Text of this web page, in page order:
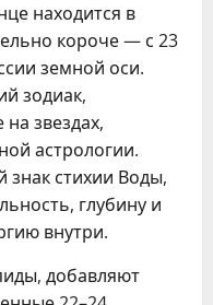
находится в
короче — с 23
земной оси.
зодиак,
звездах,
астрологии.
стихии Воды,
глубину и
внутри.
добавляют